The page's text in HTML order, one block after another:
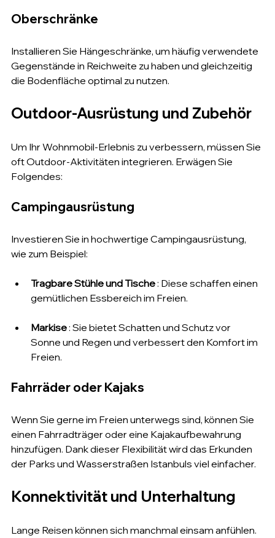
Oberschränke
Installieren Sie Hängeschränke, um häufig verwendete
Gegenstände in Reichweite zu haben und gleichzeitig
die Bodenfläche optimal zu nutzen.
Outdoor-Ausrüstung und Zubehör
Um Ihr Wohnmobil-Erlebnis zu verbessern, müssen Sie
oft Outdoor-Aktivitäten integrieren. Erwägen Sie
Folgendes:
Campingausrüstung
Investieren Sie in hochwertige Campingausrüstung,
wie zum Beispiel:
Tragbare Stühle und Tische : Diese schaffen einen
gemütlichen Essbereich im Freien.
Markise : Sie bietet Schatten und Schutz vor
Sonne und Regen und verbessert den Komfort im
Freien.
Fahrräder oder Kajaks
Wenn Sie gerne im Freien unterwegs sind, können Sie
einen Fahrradträger oder eine Kajakaufbewahrung
hinzufügen. Dank dieser Flexibilität wird das Erkunden
der Parks und Wasserstraßen Istanbuls viel einfacher.
Konnektivität und Unterhaltung
Lange Reisen können sich manchmal einsam anfühlen.